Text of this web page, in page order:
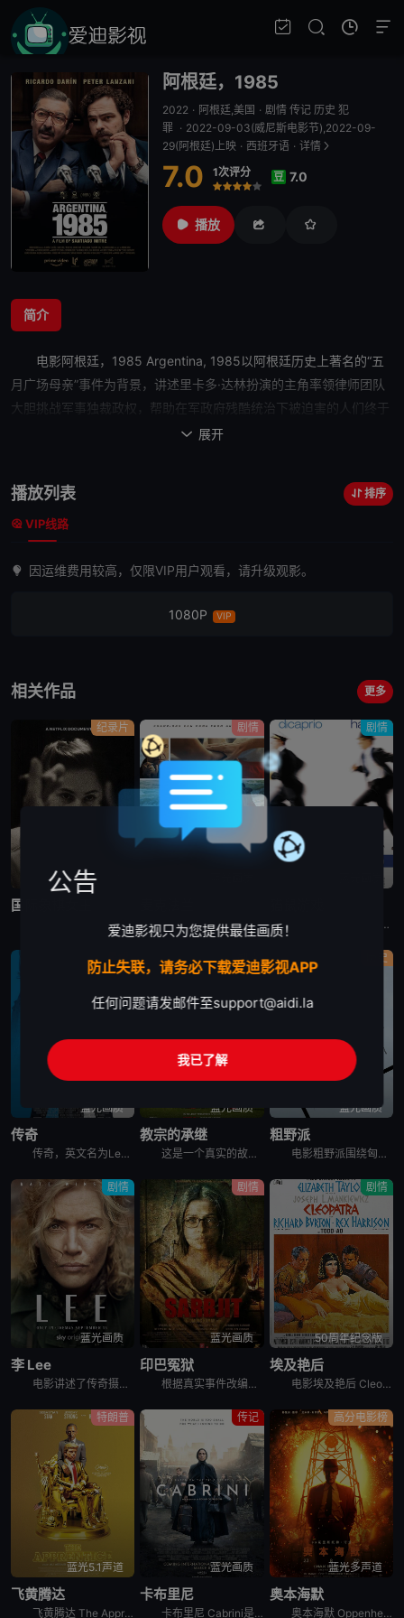
阿根廷，1985
2022 · 阿根廷,美国 · 剧情 传记 历史 犯
罪 · 2022-09-03(威尼斯电影节),2022-09-
29(阿根廷)上映 · 西班牙语 · 详情
7.0 1次评分
很差
较差
还行推荐力荐
豆 7.0
播放
简介
电影阿根廷，1985 Argentina, 1985以阿根廷历史上著名的“五
月广场母亲”事件为背景，讲述里卡多·达林扮演的主角率领律师团队
大胆挑战军事独裁政权，帮助在军政府残酷统治下被迫害的人们终于
 展开
播放列表 排序
VIP线路
因运维费用较高，仅限VIP用户观看，请升级观影。
1080P VIP
相关作品 更多
纪录片
蓝光画质
国际象棋女王
《国际象棋女王》聚焦国际象棋最伟大的女棋手、史上最知名的天才棋手之一“小波尔加”Judit Polgar。彼时国际象棋界由男性统治，女性被认为不如男人，不被允许加入男性参加的锦标赛，“不具备理解象棋
剧情
电影《麦克法兰》讲述的是：能力卓著但作风粗暴的橄榄球队教练怀特（凯文·科斯特纳 Kevin Costner 是），因一次暴力事件而被所在高中开除，而他的“恶行”也使得其他高中对他关上了聘用的大门。
剧情
弗兰克（莱昂纳多·迪卡普里奥 Leonardo DiCaprio饰）是FBI有史以来年龄最小的通缉犯。他的犯罪手段神通广大，伪装身份的能力超乎常人，全美各地几乎都留下他的犯罪足迹。乔装医生、律师、
黑帮
蓝光画质
传奇
传奇，英文名为Legend，是2015年上映的英国传记电影。Tom Hardy一人分饰两角出演伦敦黑帮史上最叱咤风云的克雷兄弟，雷金纳德（Reginald Kray）和罗纳德（Ronald Kra
剧情
蓝光画质
教宗的承继
这是一个真实的故事，讲述了近 2000 年来最戏剧性的权力交接事件之一。主教贝尔格利奥（乔纳森·普雷斯饰演）对教会的发展方向感到十分失望，因此向教皇本笃（安东尼·霍普金斯饰演）申请在 2012 年
历史
蓝光画质
粗野派
电影粗野派围绕匈牙利出生的犹太建筑师拉斯洛·托斯与妻子埃尔兹贝特展开。他们在二战后逃离欧洲，前往美国重启他们的事业，并见证了现代美国的诞生。然而他们的生活被一名神秘而富有的客户改变了。
剧情
蓝光画质
李 Lee
电影讲述了传奇摄影记者李·米勒的故事。李·米勒原是一名时尚模特，后成为《Vogue》杂志的著名战地记者。影片通过凯特·温斯莱特饰演的李·米勒在晚年隐居于英国农舍的采访框架展开，深入探讨了她在二战期
剧情
蓝光画质
印巴冤狱
根据真实事件改编，印度农民沙拉布吉特因为喝醉酒误闯印巴边界，被巴基斯坦游骑兵当做间谍以及恐怖分子进行逮捕，关押在巴基斯坦监狱将近20年，沙拉布吉特的姐姐花了大半辈子的时间试图营救弟弟，将他带回家乡
剧情
50周年纪念版
埃及艳后
电影埃及艳后 Cleopatra讲述的是：52岁的凯撒（雷克斯•哈里森 Rex Harrison 饰）以罗马执行官的身份驾临埃及，为了解决王室姐弟争位的事端。皇姐克里奥佩特拉（伊丽莎白•泰勒 El
特朗普
蓝光5.1声道
飞黄腾达
飞黄腾达 The Apprentice是2024年美国传记电影。《学徒》深入探讨了美国的软肋。 它讲述了年轻的唐纳德·特朗普如何通过与有影响力的右翼律师和政治调解人罗伊·科恩达成的浮士德式交易登上
传记
蓝光画质
卡布里尼
卡布里尼 Cabrini是2024年传记电影。《卡布里尼》改编自弗朗西斯卡·卡布里尼（克里斯蒂安娜·德朗娜 Cristiana Dell&#39;Anna 饰）争取平等与幸福的真实故事。18世纪末
高分电影榜
蓝光多声道
奥本海默
奥本海默 Oppenheimer是2023年剧情,传记,历史电影。《奥本海默》讲述的是：当我们为权力金钱焦虑、兴奋与愤怒时，却根本想象不到“他们”在谈论着怎样更重要的事情。随着战争阴云笼罩世界上空
公告
爱迪影视只为您提供最佳画质！
防止失联，请务必下载爱迪影视APP
任何问题请发邮件至support@aidi.la
我已了解